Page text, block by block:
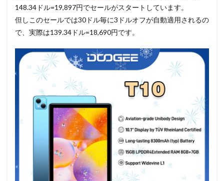
148.34ドル=19,897円でセールがスタートしています。
但しこのセールでは30ドル毎に3ドルオフが自動適用されるの
で、実際は139.34ドル=18,690円です。